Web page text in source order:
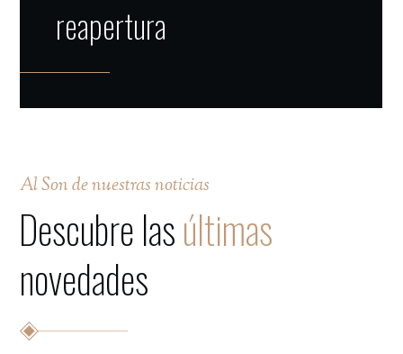
Al Son de nuestras noticias
Descubre lasúltimas
novedades
reapertura